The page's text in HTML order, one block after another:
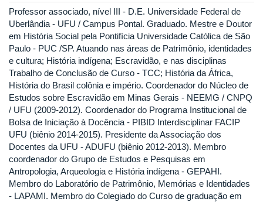
Professor associado, nível III - D.E. Universidade Federal de
Uberlândia - UFU / Campus Pontal. Graduado. Mestre e Doutor
em História Social pela Pontifícia Universidade Católica de São
Paulo - PUC /SP. Atuando nas áreas de Patrimônio, identidades
e cultura; História indígena; Escravidão, e nas disciplinas
Trabalho de Conclusão de Curso - TCC; História da África,
História do Brasil colônia e império. Coordenador do Núcleo de
Estudos sobre Escravidão em Minas Gerais - NEEMG / CNPQ
/ UFU (2009-2012). Coordenador do Programa Institucional de
Bolsa de Iniciação à Docência - PIBID Interdisciplinar FACIP
UFU (biênio 2014-2015). Presidente da Associação dos
Docentes da UFU - ADUFU (biênio 2012-2013). Membro
coordenador do Grupo de Estudos e Pesquisas em
Antropologia, Arqueologia e História indígena - GEPAHI.
Membro do Laboratório de Patrimônio, Memórias e Identidades
- LAPAMI. Membro do Colegiado do Curso de graduação em